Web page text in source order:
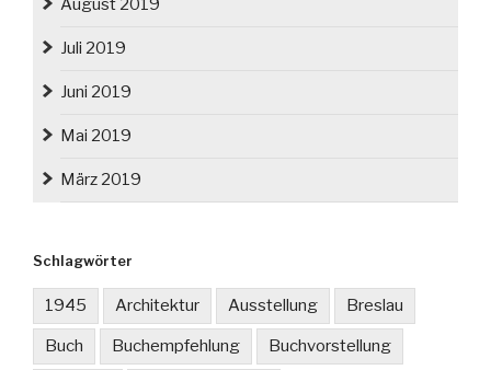
August 2019
Juli 2019
Juni 2019
Mai 2019
März 2019
Schlagwörter
1945 Architektur Ausstellung Breslau
Buch Buchempfehlung Buchvorstellung